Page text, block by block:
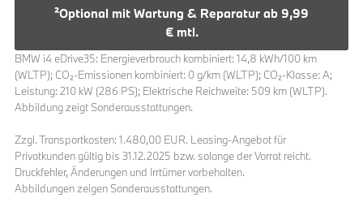
²Optional mit Wartung & Reparatur ab 9,99
€ mtl.
BMW i4 eDrive35: Energieverbrauch kombiniert: 14,8 kWh/100 km
(WLTP); CO₂-Emissionen kombiniert: 0 g/km (WLTP); CO₂-Klasse: A;
Leistung: 210 kW (286 PS); Elektrische Reichweite: 509 km (WLTP).
Abbildung zeigt Sonderausstattungen.
Zzgl. Transportkosten: 1.480,00 EUR. Leasing-Angebot für
Privatkunden gültig bis 31.12.2025 bzw. solange der Vorrat reicht.
Druckfehler, Änderungen und Irrtümer vorbehalten.
Abbildungen zeigen Sonderausstattungen.